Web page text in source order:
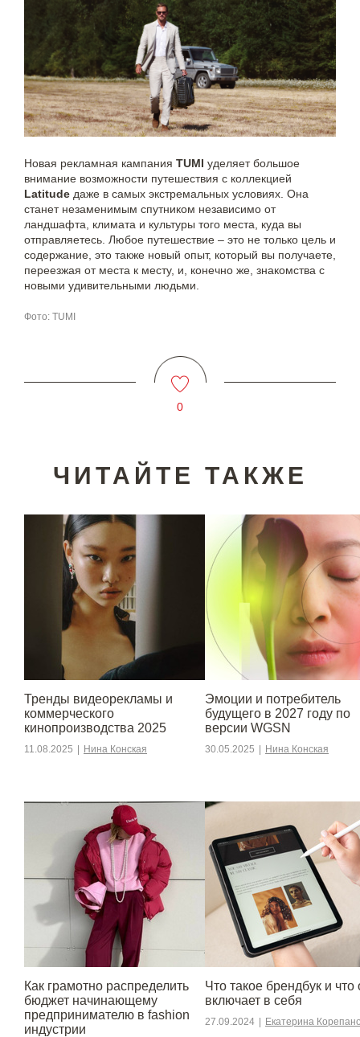
Новая рекламная кампания TUMI уделяет большое
внимание возможности путешествия с коллекцией
Latitude даже в самых экстремальных условиях. Она
станет незаменимым спутником независимо от
ландшафта, климата и культуры того места, куда вы
отправляетесь. Любое путешествие – это не только цель и
содержание, это также новый опыт, который вы получаете,
переезжая от места к месту, и, конечно же, знакомства с
новыми удивительными людьми.
Фото: TUMI
0
ЧИТАЙТЕ ТАКЖЕ
Тренды видеорекламы и
коммерческого
кинопроизводства 2025
11.08.2025 | Нина Конская
Эмоции и потребитель
будущего в 2027 году по
версии WGSN
30.05.2025 | Нина Конская
Как грамотно распределить
бюджет начинающему
предпринимателю в fashion
индустрии
Что такое брендбук и что
включает в себя
27.09.2024 | Екатерина